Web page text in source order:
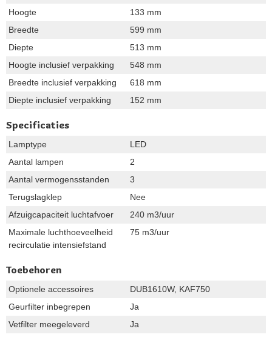
Hoogte
133 mm
Breedte
599 mm
Diepte
513 mm
Hoogte inclusief verpakking
548 mm
Breedte inclusief verpakking
618 mm
Diepte inclusief verpakking
152 mm
Specificaties
Lamptype
LED
Aantal lampen
2
Aantal vermogensstanden
3
Terugslagklep
Nee
Afzuigcapaciteit luchtafvoer
240 m3/uur
Maximale luchthoeveelheid
recirculatie intensiefstand
75 m3/uur
Toebehoren
Optionele accessoires
DUB1610W, KAF750
Geurfilter inbegrepen
Ja
Vetfilter meegeleverd
Ja